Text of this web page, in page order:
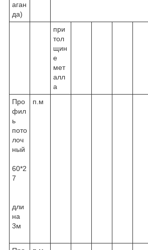
аган
да)
при
тол
щин
е
мет
алл
а
Про
фил
ь
пото
лоч
ный
60*2
7
дли
на
3м
п.м